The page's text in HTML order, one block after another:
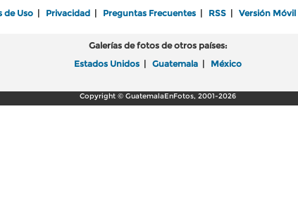
de Uso Privacidad Preguntas Frecuentes RSS Versión Móvil
Galerías de fotos de otros países:
Estados Unidos
Guatemala México
Copyright © GuatemalaEnFotos, 2001-2026